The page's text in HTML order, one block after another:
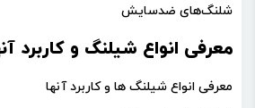
شلنگ‌های ضدسایش
معرفی انواع شیلنگ و کاربرد
معرفی انواع شیلنگ ها و کاربرد آنها